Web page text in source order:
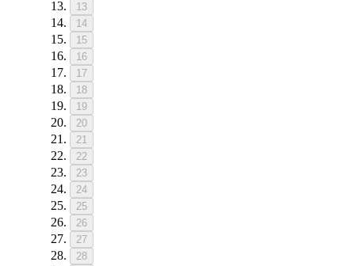
13
14
15
16
17
18
19
20
21
22
23
24
25
26
27
28